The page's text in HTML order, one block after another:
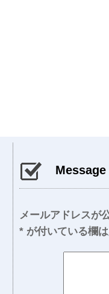
Message
メールアドレスが
* が付いている欄